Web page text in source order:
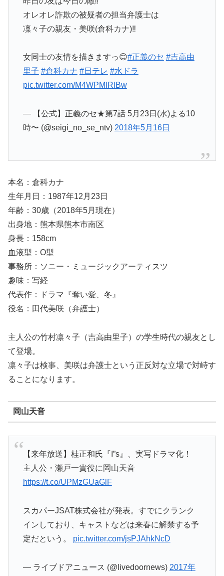
オレオレ詐欺の被疑者の担当弁護士は
凜々子の親友・美咲(倉科カナ)‼️
女同士の友情を描きますっ😊#正義のセ #吉高由
里子 #倉科カナ #日テレ #水ドラ
pic.twitter.com/M4WPMlRlBw
— 【公式】正義のセ★第7話 5月23日(水)よる10
時〜 (@seigi_no_se_ntv) 2018年5月16日
本名：倉科カナ
生年月日：1987年12月23日
年齢：30歳（2018年5月現在）
出身地：熊本県熊本市南区
身長：158cm
血液型：O型
事務所：ソニー・ミュージックアーティスツ
趣味：写経
代表作：ドラマ『奪い愛、冬』
役名：田代美咲（弁護士）
主人公の竹村凛々子（吉高由里子）の学生時代の親友とし
て登場。
凛々子は検事、美咲は弁護士という正反対な立場で対峙す
ることになります。
岡山天音
【来年放送】桂正和氏『I”s』、実写ドラマ化！
主人公・瀬戸一貴役に岡山天音
https://t.co/UPMzGUaGlF
スカパーJSAT株式会社が発表。すでにクランク
インしており、キャストなどは来春に解禁する予
定だという。 pic.twitter.com/jsPJAhkNcD
— ライブドアニュース (@livedoornews) 2017年